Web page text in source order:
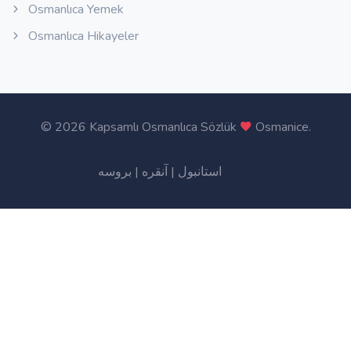
Osmanlıca Yemek
Osmanlıca Hikayeler
© 2026 Kapsamlı Osmanlıca Sözlük Osmanice.
استانبول | آنقره | بروسه